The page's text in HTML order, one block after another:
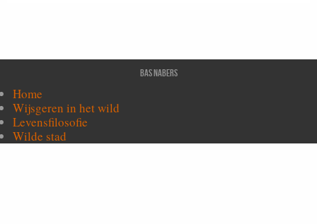
Bas Nabers
Home
Wijsgeren in het wild
Levensfilosofie
Wilde stad